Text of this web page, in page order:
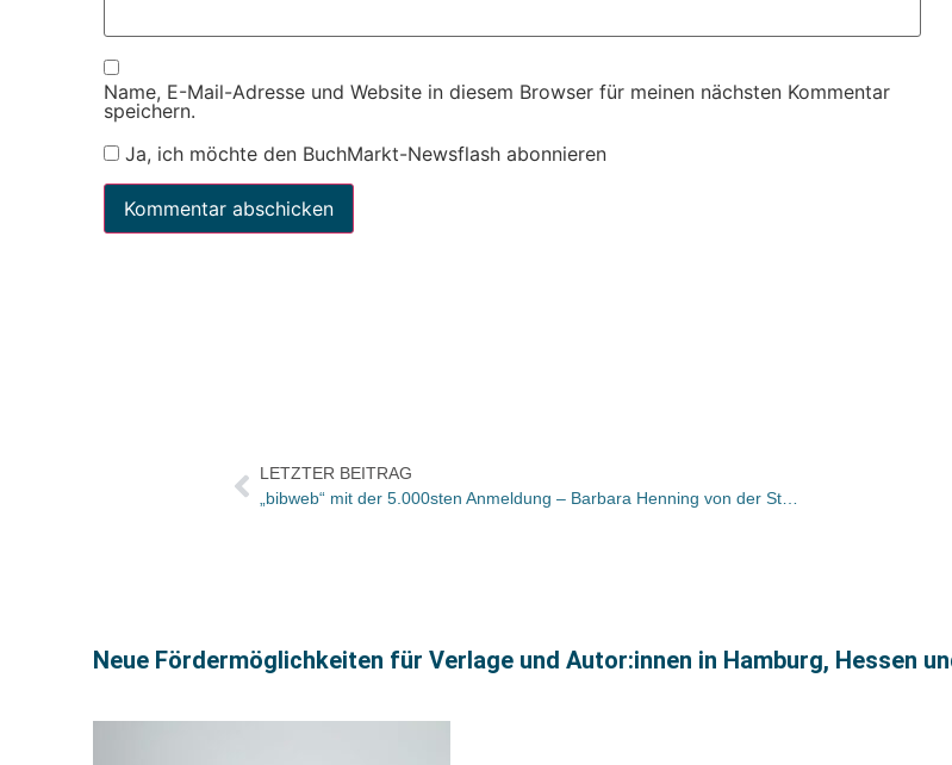
Name, E-Mail-Adresse und Website in diesem Browser für meinen nächsten Kommentar
speichern.
Ja, ich möchte den BuchMarkt-Newsflash abonnieren
LETZTER BEITRAG
Neue Fördermöglichkeiten für Verlage und Autor:innen in Hamburg, Hessen